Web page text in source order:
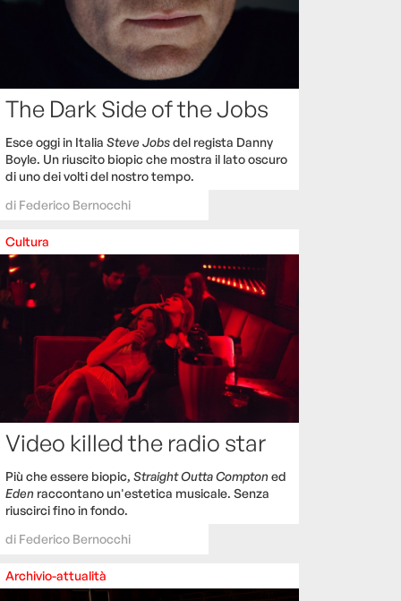
The Dark Side of the Jobs
Esce oggi in Italia Steve Jobsdel regista Danny
Boyle. Un riuscito biopic che mostra il lato oscuro
di uno dei volti del nostro tempo.
di Federico Bernocchi
Cultura
Video killed the radio star
Più che essere biopic, Straight Outta Comptoned
Eden raccontano un'estetica musicale. Senza
riuscirci fino in fondo.
di Federico Bernocchi
Archivio-attualità